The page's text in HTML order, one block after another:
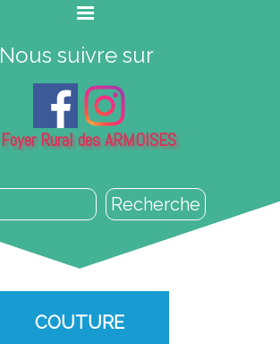
Recherche
Foyer Rural des ARMOISES
Nous suivre sur
COUTURE